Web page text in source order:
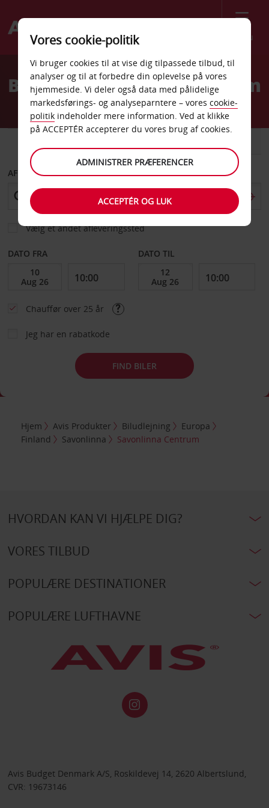
Menu
Welcome
AvisBilleje Savonlinna Centrum
AFHENT FRA
Vælg et andet afleveringssted
DATO FRA DATO TIL
Chauffør over 25 år
Jeg har en rabatkode
FIND BILER
Hjem Avis Produkter Biludlejning
Europa
Finland
Savonlinna Savonlinna Centrum
HVORDAN KAN VI HJÆLPE DIG?
VORES TILBUD
POPULÆRE DESTINATIONER
POPULÆRE LUFTHAVNE
Avis Budget Denmark A/S, Roskildevej 14, 2620 Albertslund,
CVR: 19673146
Vores cookie-politik
Vi bruger cookies til at vise dig tilpassede tilbud, til
analyser og til at forbedre din oplevelse på vores
hjemmeside. Vi deler også data med pålidelige
markedsførings- og analyseparntere – vores cookie-
politik indeholder mere information. Ved at klikke
på ACCEPTÉR accepterer du vores brug af cookies.
ADMINISTRER PRÆFERENCER
ACCEPTÉR OG LUK